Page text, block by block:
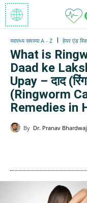
स्वास्थ्य समस्या A - Z हेयर एंड
What is
Daad ke
Upay – दाद
(Ringworm
Remedies in
By Dr. Pranav Bhardwaj